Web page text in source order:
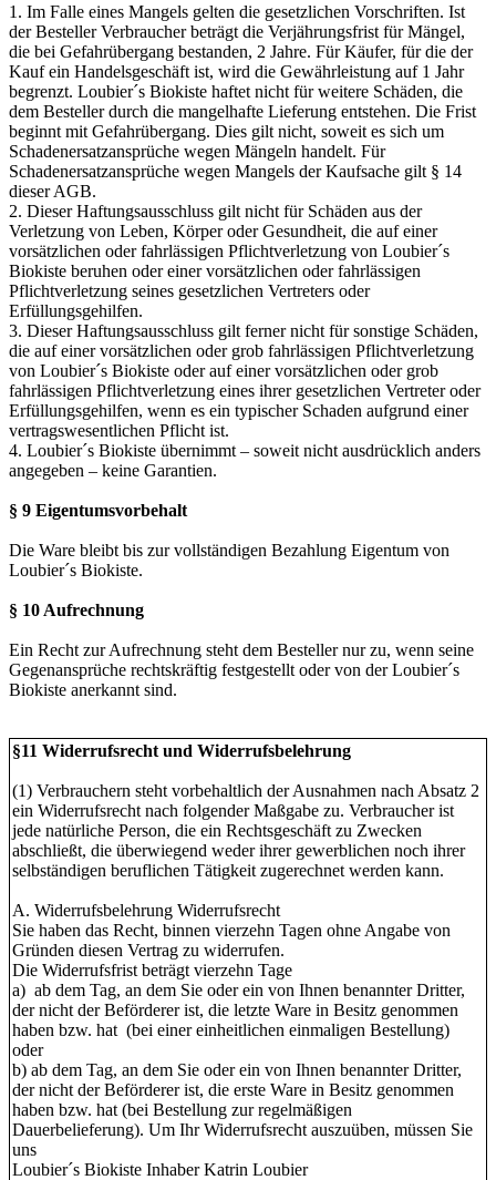
1. Im Falle eines Mangels gelten die gesetzlichen Vorschriften. Ist
der Besteller Verbraucher beträgt die Verjährungsfrist für Mängel,
die bei Gefahrübergang bestanden, 2 Jahre. Für Käufer, für die der
Kauf ein Handelsgeschäft ist, wird die Gewährleistung auf 1 Jahr
begrenzt. Loubier´s Biokiste haftet nicht für weitere Schäden, die
dem Besteller durch die mangelhafte Lieferung entstehen. Die Frist
beginnt mit Gefahrübergang. Dies gilt nicht, soweit es sich um
Schadenersatzansprüche wegen Mängeln handelt. Für
Schadenersatzansprüche wegen Mangels der Kaufsache gilt § 14
dieser AGB.
2. Dieser Haftungsausschluss gilt nicht für Schäden aus der
Verletzung von Leben, Körper oder Gesundheit, die auf einer
vorsätzlichen oder fahrlässigen Pflichtverletzung von Loubier´s
Biokiste beruhen oder einer vorsätzlichen oder fahrlässigen
Pflichtverletzung seines gesetzlichen Vertreters oder
Erfüllungsgehilfen.
3. Dieser Haftungsausschluss gilt ferner nicht für sonstige Schäden,
die auf einer vorsätzlichen oder grob fahrlässigen Pflichtverletzung
von Loubier´s Biokiste oder auf einer vorsätzlichen oder grob
fahrlässigen Pflichtverletzung eines ihrer gesetzlichen Vertreter oder
Erfüllungsgehilfen, wenn es ein typischer Schaden aufgrund einer
vertragswesentlichen Pflicht ist.
4. Loubier´s Biokiste übernimmt – soweit nicht ausdrücklich anders
angegeben – keine Garantien.
§ 9 Eigentumsvorbehalt
Die Ware bleibt bis zur vollständigen Bezahlung Eigentum von
Loubier´s Biokiste.
§ 10 Aufrechnung
Ein Recht zur Aufrechnung steht dem Besteller nur zu, wenn seine
Gegenansprüche rechtskräftig festgestellt oder von der Loubier´s
Biokiste anerkannt sind.
§11 Widerrufsrecht und Widerrufsbelehrung
(1) Verbrauchern steht vorbehaltlich der Ausnahmen nach Absatz 2
ein Widerrufsrecht nach folgender Maßgabe zu. Verbraucher ist
jede natürliche Person, die ein Rechtsgeschäft zu Zwecken
abschließt, die überwiegend weder ihrer gewerblichen noch ihrer
selbständigen beruflichen Tätigkeit zugerechnet werden kann.
A. Widerrufsbelehrung Widerrufsrecht
Sie haben das Recht, binnen vierzehn Tagen ohne Angabe von
Gründen diesen Vertrag zu widerrufen.
Die Widerrufsfrist beträgt vierzehn Tage
a) ab dem Tag, an dem Sie oder ein von Ihnen benannter Dritter,
der nicht der Beförderer ist, die letzte Ware in Besitz genommen
haben bzw. hat (bei einer einheitlichen einmaligen Bestellung)
oder
b) ab dem Tag, an dem Sie oder ein von Ihnen benannter Dritter,
der nicht der Beförderer ist, die erste Ware in Besitz genommen
haben bzw. hat (bei Bestellung zur regelmäßigen
Dauerbelieferung). Um Ihr Widerrufsrecht auszuüben, müssen Sie
uns
Loubier´s Biokiste Inhaber Katrin Loubier